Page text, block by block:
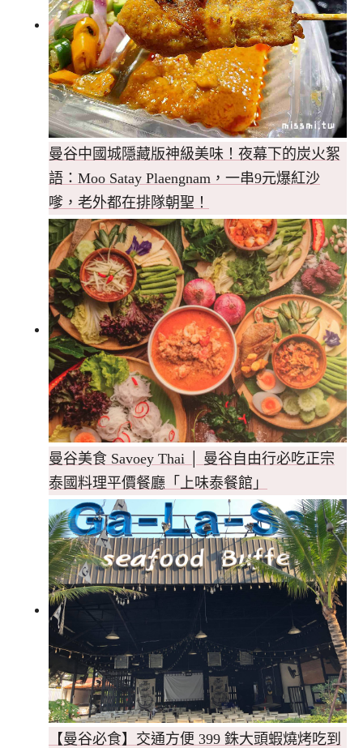
曼谷中國城隱藏版神級美味！夜幕下的炭火絮
語：Moo Satay Plaengnam，一串9元爆紅沙
嗲，老外都在排隊朝聖！
曼谷美食 Savoey Thai │ 曼谷自由行必吃正宗
泰國料理平價餐廳「上味泰餐館」
【曼谷必食】交通方便 399 銖大頭蝦燒烤吃到